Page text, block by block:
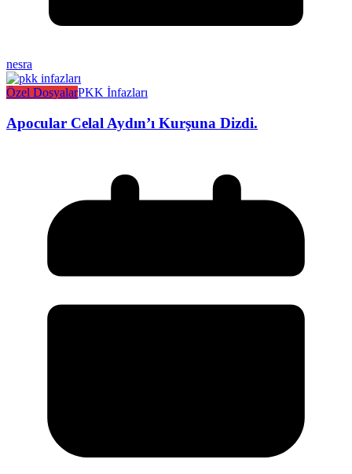
nesra
Özel DosyalarPKK İnfazları
Apocular Celal Aydın’ı Kurşuna Dizdi.